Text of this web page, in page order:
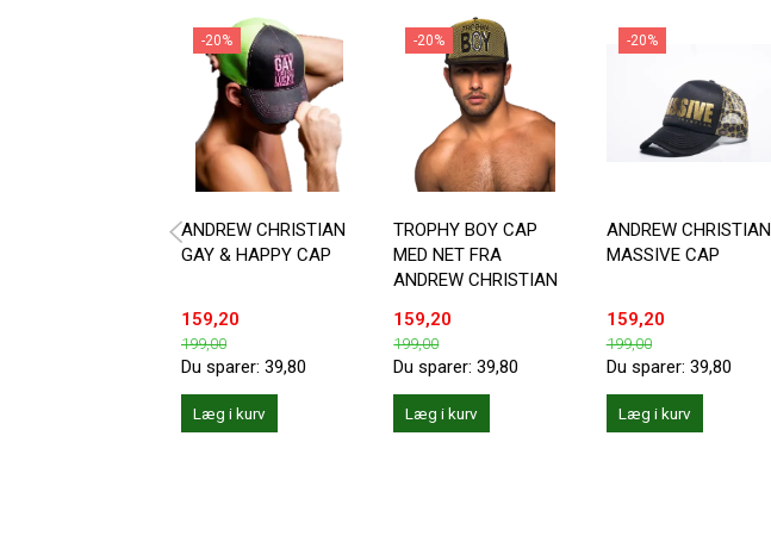
-20%
ANDREW CHRISTIAN
GAY & HAPPY CAP
159,20
199,00
Du sparer: 39,80
Læg i kurv
-20%
TROPHY BOY CAP
MED NET FRA
ANDREW CHRISTIAN
159,20
199,00
Du sparer:39,80
Læg i kurv
-20%
ANDREW CHRISTIAN
MASSIVE CAP
159,20
199,00
Du sparer: 39,80
Læg i kurv